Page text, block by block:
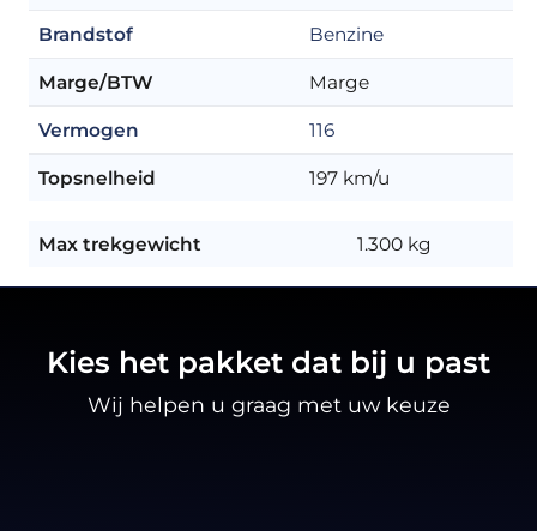
Brandstof Benzine
Marge/BTW Marge
Vermogen 116
Topsnelheid 197 km/u
Max trekgewicht 1.300 kg
Kies het pakket dat bij u past
Wij helpen u graag met uw keuze